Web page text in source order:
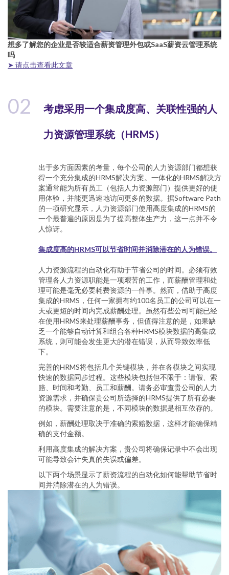
想多了解您的企业是否较适合薪资管理外包或SaaS薪资云管理系统
吗
➤ 请点击查看此文章
02 考虑采用一个集成度高、关联性强的人
力资源管理系统（HRMS）
出于多方面因素的考量，每个公司的人力资源部门都想获
得一个充分集成的HRMS解决方案。一体化的HRMS解决方
案通常能为所有员工（包括人力资源部门）提供更好的使
用体验，并能更迅速地访问更多的数据。据Software Path
的一项研究显示，人力资源部门使用高度集成的HRMS的
一个最普遍的原因是为了提高整体生产力，这一点并不令
人惊讶。
集成度高的HRMS可以节省时间并消除潜在的人为错误。
人力资源流程的自动化有助于节省公司的时间。必须有效
管理各人力资源职能是一项艰苦的工作，而薪酬管理和处
理可能是毫无必要耗费资源的一件事。然而，借助于高度
集成的HRMS，任何一家拥有约100名员工的公司可以在一
天或更短的时间内完成薪酬处理。虽然有些公司可能已经
在使用HRMS来处理薪酬事务，但值得注意的是，如果缺
乏一个能够自动计算和组合各种HRMS模块数据的高集成
系统，则可能会发生更大的潜在错误，从而导致效率低
下。
完善的HRMS将包括几个关键模块，并在各模块之间实现
快速的数据同步过程。这些模块包括但不限于：请假、索
赔、时间和考勤、员工和薪酬。请务必审查贵公司的人力
资源需求，并确保贵公司所选择的HRMS提供了所有必要
的模块。需要注意的是，不同模块的数据是相互依存的。
例如，薪酬处理取决于准确的索赔数据，这样才能确保精
确的支付金额。
利用高度集成的解决方案，贵公司将确保记录中不会出现
可能导致会计失真的失误或偏差。
以下两个场景显示了薪资流程的自动化如何能帮助节省时
间并消除潜在的人为错误。